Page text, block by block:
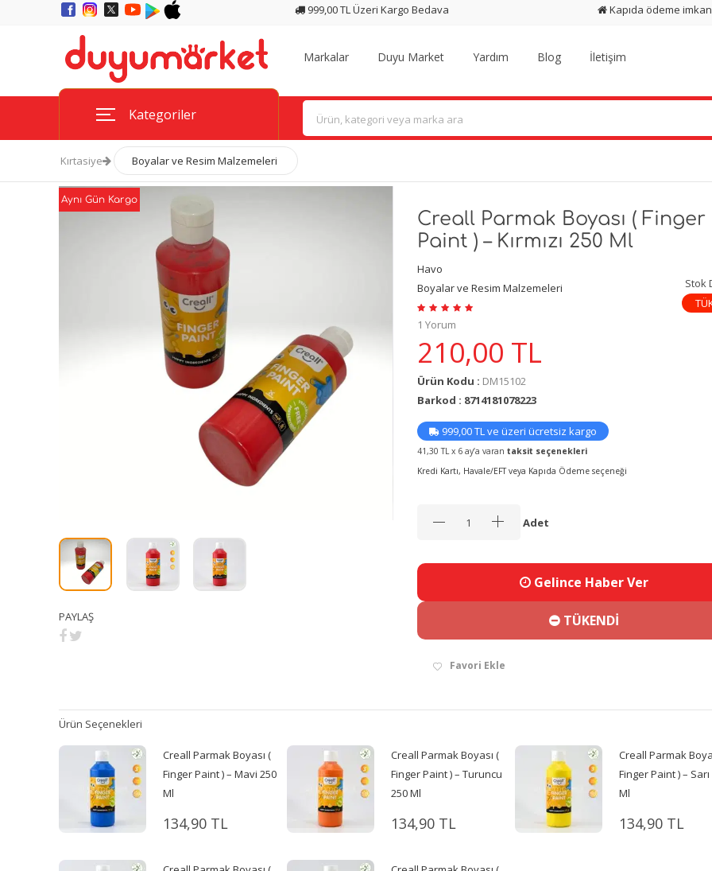
999,00 TL Üzeri Kargo Bedava Kapıda ödeme
Markalar Duyu Market Yardım Blog İletişim
Kategoriler
Kırtasiye Boyalar ve Resim Malzemeleri
Aynı Gün Kargo
PAYLAŞ
Creall Parmak Boyası ( Finger
Paint ) – Kırmızı 250 Ml
Havo
Boyalar ve Resim Malzemeleri
1 Yorum
Stok
210,00 TL
Ürün Kodu : DM15102
Barkod : 8714181078223
999,00 TL ve üzeri ücretsiz kargo
41,30 TL x 6 ay’a varan taksit seçenekleri
Kredi Kartı, Havale/EFT veya Kapıda Ödeme seçeneği
Adet
Gelince Haber Ver
TÜKENDİ
Favori Ekle
Ürün Seçenekleri
Creall Parmak Boyası (
Finger Paint ) – Mavi 250
Ml
134,90 TL
Creall Parmak Boyası (
Finger Paint ) – Turuncu
250 Ml
134,90 TL
Creall Parmak
Finger Paint ) –
Ml
134,90 TL